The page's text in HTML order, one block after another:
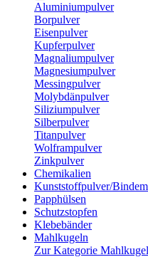
Aluminiumpulver
Borpulver
Eisenpulver
Kupferpulver
Magnaliumpulver
Magnesiumpulver
Messingpulver
Molybdänpulver
Siliziumpulver
Silberpulver
Titanpulver
Wolframpulver
Zinkpulver
Chemikalien
Kunststoffpulver/
Papphülsen
Schutzstopfen
Klebebänder
Mahlkugeln
Zur Kategorie